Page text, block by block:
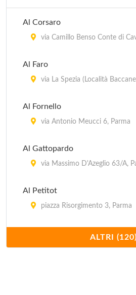
Al Corsaro
via Camillo Benso Conte di
Al Faro
via La Spezia (Località
Al Fornello
via Antonio Meucci 6, Parma
Al Gattopardo
via Massimo D'Azeglio 63/A,
Al Petitot
piazza Risorgimento 3, Parma
via Benedetto Bacchini 23,
ALTRI (120)